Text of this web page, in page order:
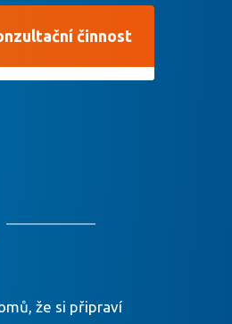
činnost
že si připraví